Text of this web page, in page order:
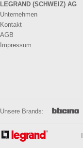
LEGRAND (SCHWEIZ) AG
Unternehmen
Kontakt
AGB
Impressum
Unsere Brands: